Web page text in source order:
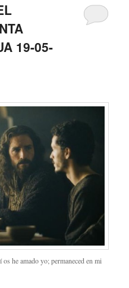
19-05-
he amado yo; permaneced en mi